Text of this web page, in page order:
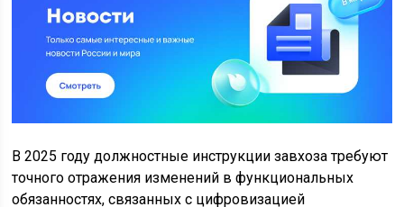
В 2025 году должностные инструкции завхоза требуют
точного отражения изменений в функциональных
обязанностях, связанных с цифровизацией